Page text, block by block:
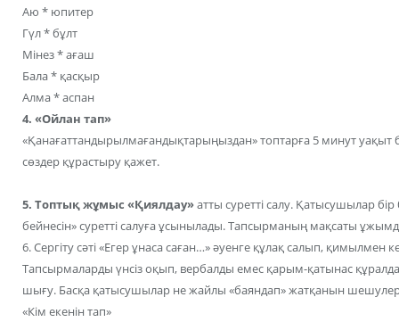
Аю * юпитер
Гүл * бұлт
Мінез * ағаш
Бала * қасқыр
Алма * аспан
4. «Ойлан тап»
«Қанағаттандырылмағандықтарыңыздан» топтарға 5 минут уақыт
сөздер құрастыру қажет.
5. Топтық жұмыс «Қиялдау»атты суретті салу. Қатысушылар бір
бейнесін» суретті салуға ұсынылады. Тапсырманың мақсаты
6. Сергіту сәті «Егер ұнаса саған…» әуенге құлақ салып, қимылмен
Тапсырмаларды үнсіз оқып, вербалды емес қарым-қатынас
шығу. Басқа қатысушылар не жайлы «баяндап» жатқанын
«Кім екенін тап»